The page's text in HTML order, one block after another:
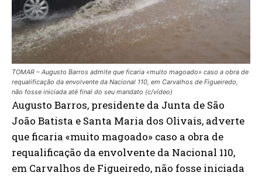
TOMAR – Augusto Barros admite que ficaria «muito magoado» caso a obra de
requalificação da envolvente da Nacional 110, em Carvalhos de Figueiredo,
não fosse iniciada até final do seu mandato (c/vídeo)
Augusto Barros, presidente da Junta de São
João Batista e Santa Maria dos Olivais, adverte
que ficaria «muito magoado» caso a obra de
requalificação da envolvente da Nacional 110,
em Carvalhos de Figueiredo, não fosse iniciada